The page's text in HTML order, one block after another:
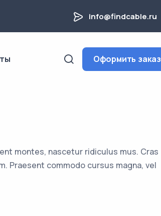
info@findcable.ru
Оформить заказ
montes, nascetur ridiculus mus. Cras
Praesent commodo cursus magna, vel